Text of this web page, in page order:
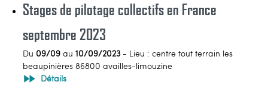
Stages de pilotage collectifs en France
septembre 2023
Du 09/09 au 10/09/2023- Lieu : centre tout terrain les
beaupinières 86800 availles-limouzine
Détails